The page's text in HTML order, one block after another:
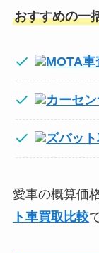
おすすめの一
MOTA車
カーセ
ズバッ
愛車の概算価
ト車買取比較